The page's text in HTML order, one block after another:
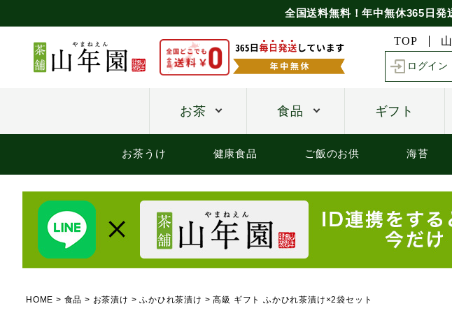
全国送料無料！年中無休365日発
TOP
ログイン
お茶 食品 ギフト
お茶うけ 健康食品 ご飯のお供 海苔
HOME 食品 お茶漬け ふかひれ茶漬け 高級 ギフト ふかひれ茶漬け×2袋セット